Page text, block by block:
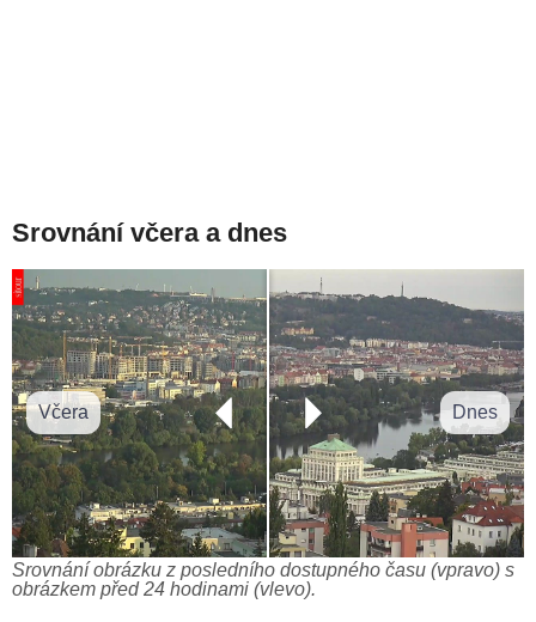
Srovnání včera a dnes
Včera Dnes
Srovnání obrázku z posledního dostupného času (vpravo) s
obrázkem před 24 hodinami (vlevo).